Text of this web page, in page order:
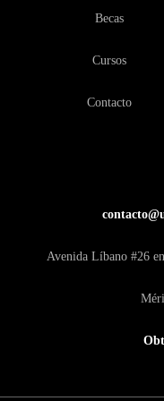
Becas
Cursos
Contacto
Avenida Líbano #26